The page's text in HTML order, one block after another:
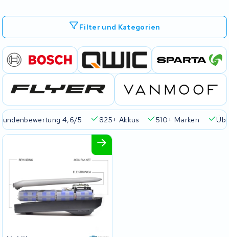
Filter und Kategorien
4,6/5 825+ Akkus 510+ Marken Über 45.000